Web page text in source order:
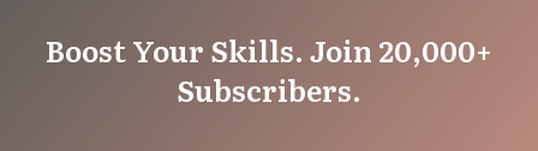
Boost Your Skills. Join 20,000+
Subscribers.